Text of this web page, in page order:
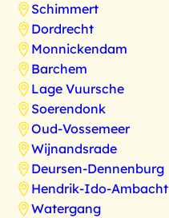
Schimmert
Dordrecht
Monnickendam
Barchem
Lage Vuursche
Soerendonk
Oud-Vossemeer
Wijnandsrade
Deursen-Dennenburg
Hendrik-Ido-Ambacht
Watergang